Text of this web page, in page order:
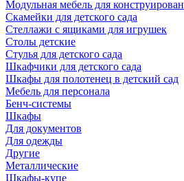
Модульная мебель для
Скамейки для детского сада
Стеллажи с ящиками для игрушек
Столы детские
Стулья для детского сада
Шкафчики для детского сада
Шкафы для полотенец в детский сад
Мебель для персонала
Бенч-системы
Шкафы
Для документов
Для одежды
Другие
Металлические
Шкафы-купе